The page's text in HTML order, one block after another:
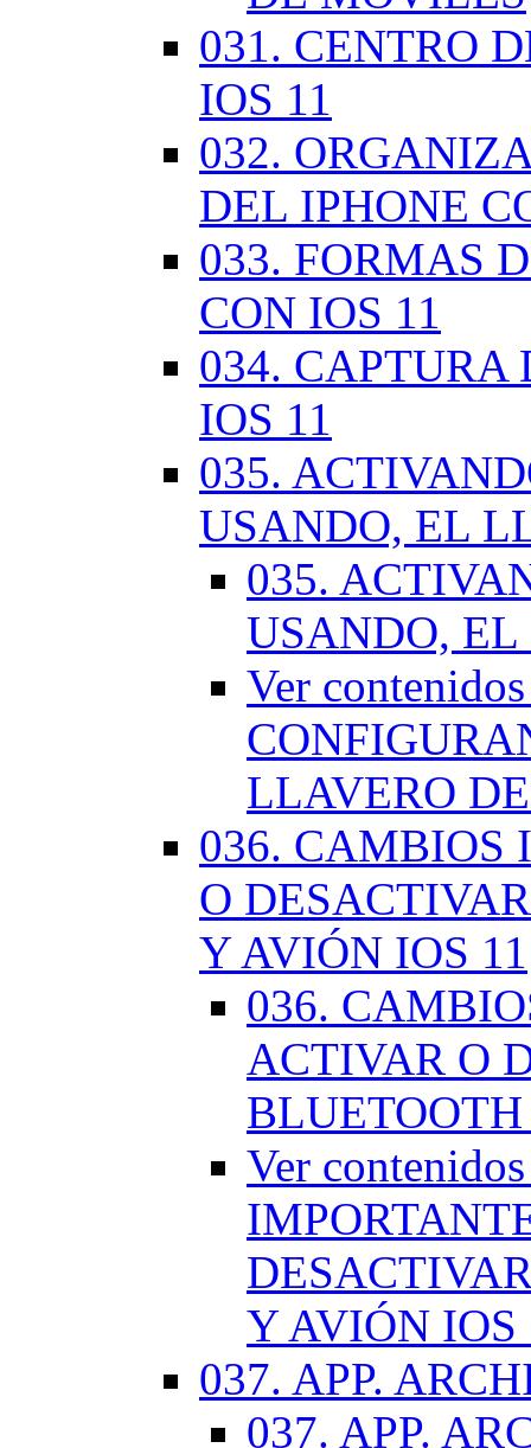
031. CENTRO
IOS 11
032.
DEL IPHONE
033. FORMAS
CON IOS 11
034. CAPTURA
IOS 11
035.
USANDO, EL
035.
USANDO,
Ver
LLAVERO
036. CAMBIOS
O
Y AVIÓN IOS 11
036.
ACTIVAR O
Ver
Y AVIÓN IOS
037. APP.
037. APP.